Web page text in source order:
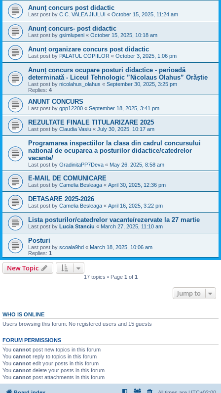
Anunț concurs post didactic
Last post by C.C. VALEA JIULUI « October 15, 2025, 11:24 am
Anunț concurs- post didactic
Last post by gsimlupeni « October 15, 2025, 10:18 am
Anunț organizare concurs post didactic
Last post by PALATUL COPIILOR « October 3, 2025, 1:06 pm
Anunț concurs ocupare posturi didactice - perioadă
determinată - Liceul Tehnologic ”Nicolaus Olahus” Orăștie
Last post by nicolahus_olahus « September 30, 2025, 3:25 pm
Replies: 4
ANUNT CONCURS
Last post by gpp12200 « September 18, 2025, 3:41 pm
REZULTATE FINALE TITULARIZARE 2025
Last post by Claudia Vasiu « July 30, 2025, 10:17 am
Programarea inspectiilor la clasa din cadrul concursului
national de ocuparea a posturilor didactice/catedrelor
vacante/
Last post by GradinitaPP7Deva « May 26, 2025, 8:58 am
E-MAIL DE COMUNICARE
Last post by Camelia Besleaga « April 30, 2025, 12:36 pm
DETASARE 2025-2026
Last post by Camelia Besleaga « April 16, 2025, 3:22 pm
Lista posturilor/catedrelor vacante/rezervate la 27 martie
Last post by Lucia Stanciu « March 27, 2025, 11:10 am
Posturi
Last post by scoala9hd « March 18, 2025, 10:06 am
Replies: 1
New Topic
17 topics • Page 1 of 1
Jump to
WHO IS ONLINE
Users browsing this forum: No registered users and 15 guests
FORUM PERMISSIONS
You cannot post new topics in this forum
You cannot reply to topics in this forum
You cannot edit your posts in this forum
You cannot delete your posts in this forum
You cannot post attachments in this forum